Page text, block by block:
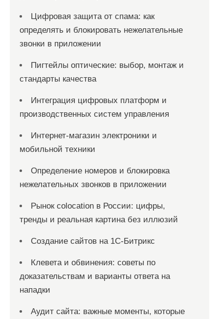
Цифровая защита от спама: как
определять и блокировать нежелательные
звонки в приложении
Пигтейлы оптические: выбор, монтаж и
стандарты качества
Интеграция цифровых платформ и
производственных систем управления
Интернет-магазин электроники и
мобильной техники
Определение номеров и блокировка
нежелательных звонков в приложении
Рынок colocation в России: цифры,
тренды и реальная картина без иллюзий
Создание сайтов на 1С-Битрикс
Клевета и обвинения: советы по
доказательствам и варианты ответа на
нападки
Аудит сайта: важные моменты, которые